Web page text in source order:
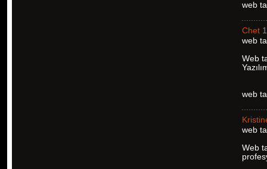
web
Chet
web
Web
web
web
Web